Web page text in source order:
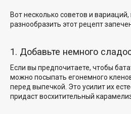
Вот несколько советов и
разнообразить этот рецепт
1. Добавьте немного
Если вы предпочитаете, чтобы
можно посыпать егонемного
перед выпечкой. Это усилит их
придаст восхитительный